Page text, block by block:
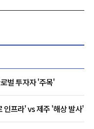
벌 투자자 '주목'
프라' vs 제주 '해상 발사'